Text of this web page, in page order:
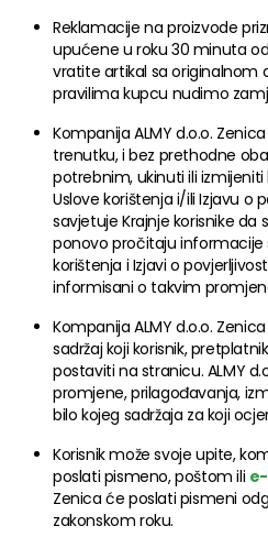
Reklamacije na proizvode
upućene u roku 30 minuta
vratite artikal sa originalnom
pravilima kupcu nudimo
Kompanija ALMY d.o.o.
trenutku, i bez prethodne
potrebnim, ukinuti ili
Uslove korištenja i/ili Izjavu o
savjetuje Krajnje korisnike
ponovo pročitaju informacije
korištenja i Izjavi o
informisani o takvim
Kompanija ALMY d.o.o.
sadržaj koji korisnik,
postaviti na stranicu. ALMY
promjene, prilagođavanja,
bilo kojeg sadržaja za koji
Korisnik može svoje upite,
poslati pismeno, poštom ili
Zenica će poslati pismeni
zakonskom roku.